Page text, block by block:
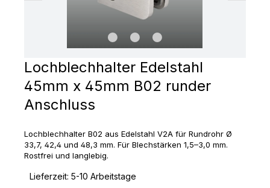
Lochblechhalter Edelstahl
45mm x 45mm B02 runder
Anschluss
Lochblechhalter B02 aus Edelstahl V2A für Rundrohr Ø
33,7, 42,4 und 48,3 mm. Für Blechstärken 1,5–3,0 mm.
Rostfrei und langlebig.
Lieferzeit: 5-10 Arbeitstage